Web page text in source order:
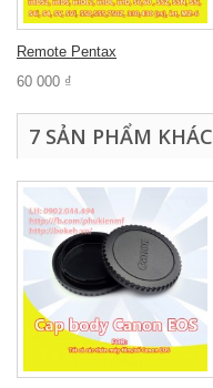
Remote Pentax
60 000 ₫
7 SẢN PHẨM